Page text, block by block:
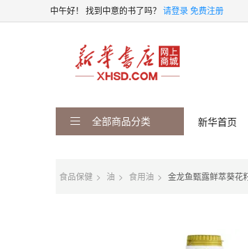
中午好！ 找到中意的书了吗？ 请登录免费注册
全部商品分类 新华首页
食品保健 油 食用油 金龙鱼甄露鲜萃葵花